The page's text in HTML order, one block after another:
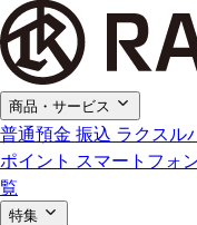
商品・サービス
普通預金 振込 ラクスル
ポイント スマートフォ
覧
特集